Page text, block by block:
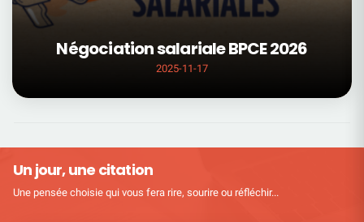
Négociation salariale BPCE 2026
2025-11-17
Un jour, une citation
Une pensée choisie qui vous fera rire, sourire ou réfléchir...